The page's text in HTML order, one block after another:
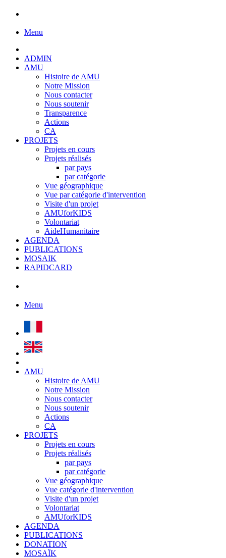
Menu
ADMIN
AMU
Histoire de AMU
Notre Mission
Nous contacter
Nous soutenir
Transparence
Actions
CA
PROJETS
Projets en cours
Projets réalisés
par pays
par catégorie
Vue géographique
Vue par catégorie d'intervention
Visite d'un projet
AMUforKIDS
Volontariat
AideHumanitaire
AGENDA
PUBLICATIONS
MOSAIK
RAPIDCARD
Menu
AMU
Histoire de AMU
Notre Mission
Nous contacter
Nous soutenir
Actions
CA
PROJETS
Projets en cours
Projets réalisés
par pays
par catégorie
Vue géographique
Vue catégorie d'intervention
Visite d'un projet
Volontariat
AMUforKIDS
AGENDA
PUBLICATIONS
DONATION
MOSAÏK